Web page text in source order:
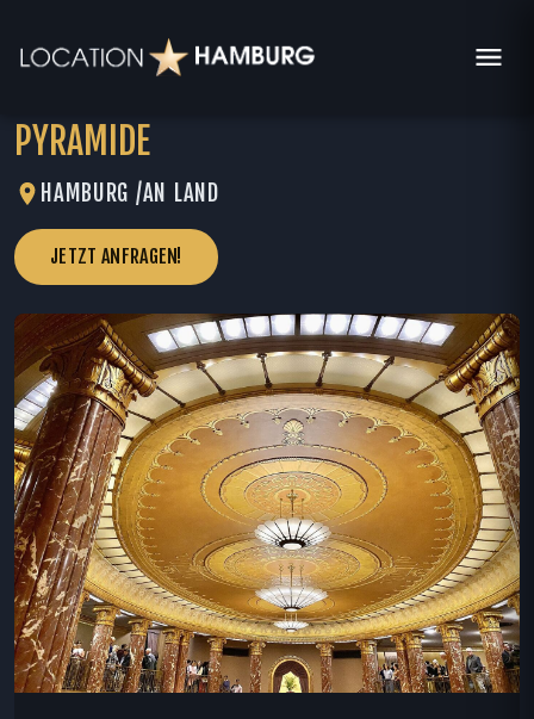
PYRAMIDE
HAMBURG /AN LAND
JETZT ANFRAGEN!